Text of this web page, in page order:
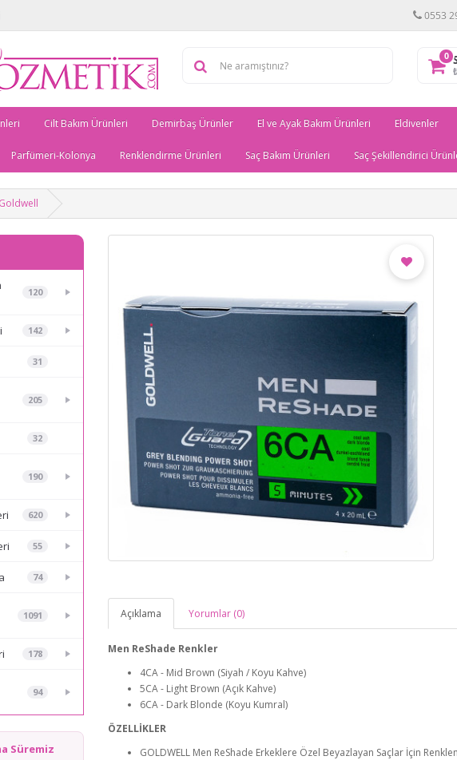
0553
0
Cilt Bakım Ürünleri Demirbaş Ürünler El ve Ayak Bakım Ürünleri Eldivenler
Parfümeri-Kolonya Renklendirme Ürünleri Saç Bakım Ürünleri Saç Şekillendirici
Goldwell
120
142
31
205
32
190
620
55
74
1091
178
94
Süremiz
Açıklama Yorumlar (0)
Men ReShade Renkler
4CA - Mid Brown (Siyah / Koyu Kahve)
5CA - Light Brown (Açık Kahve)
6CA - Dark Blonde (Koyu Kumral)
ÖZELLİKLER
GOLDWELL Men ReShade Erkeklere Özel Beyazlayan Saçlar İçin